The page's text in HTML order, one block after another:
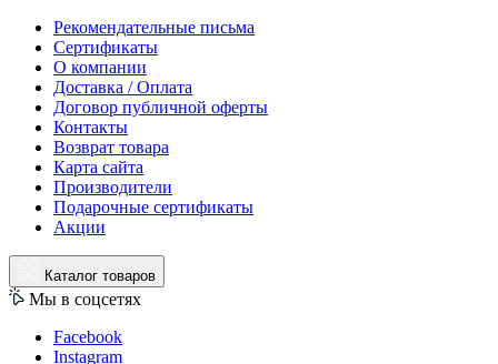
Рекомендательные письма
Сертификаты
О компании
Доставка / Оплата
Договор публичной оферты
Контакты
Возврат товара
Карта сайта
Производители
Подарочные сертификаты
Акции
Каталог товаров
Мы в соцсетях
Facebook
Instagram